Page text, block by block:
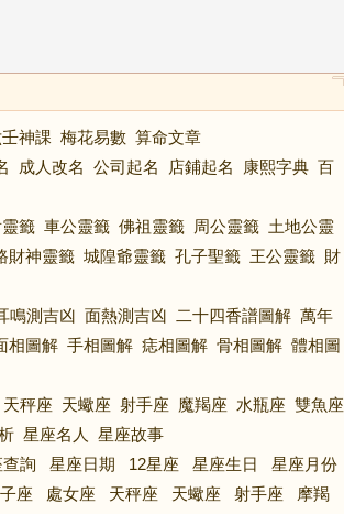
神課 梅花易數 算命文章
成人改名 公司起名 店鋪起名 康熙字典 百
籤 車公靈籤 佛祖靈籤 周公靈籤 土地公靈
財神靈籤 城隍爺靈籤 孔子聖籤 王公靈籤 財
鳴測吉凶 面熱測吉凶 二十四香譜圖解 萬年
相圖解 手相圖解 痣相圖解 骨相圖解 體相圖
天秤座 天蠍座 射手座 魔羯座 水瓶座 雙魚座
星座名人
星座故事
詢 星座日期 12星座 星座生日
星座月份
座 處女座 天秤座 天蠍座 射手座 摩羯